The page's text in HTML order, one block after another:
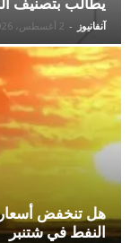
يطالب بتصنيف
آنفانيوز - 2 أغسطس، 2026
هل تنخفض أسعار
النفط في شتنبر